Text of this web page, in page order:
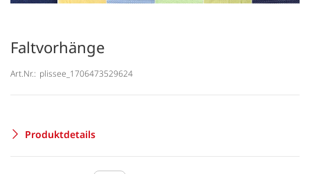
Faltvorhänge
Art.Nr.: plissee_1706473529624
Produktdetails